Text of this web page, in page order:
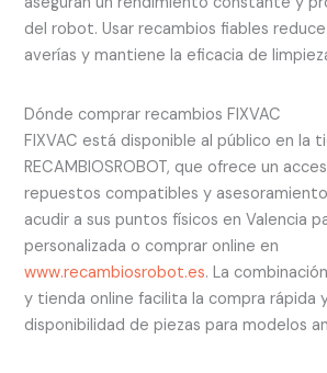
del robot. Usar recambios fiables
averías y mantiene la eficacia de
Dónde comprar recambios FIXVAC
FIXVAC está disponible al público en la
RECAMBIOSROBOT, que ofrece un
repuestos compatibles y
acudir a sus puntos físicos en Valencia
personalizada o comprar online en
www.recambiosrobot.es. La
y tienda online facilita la compra rápida
disponibilidad de piezas para modelos